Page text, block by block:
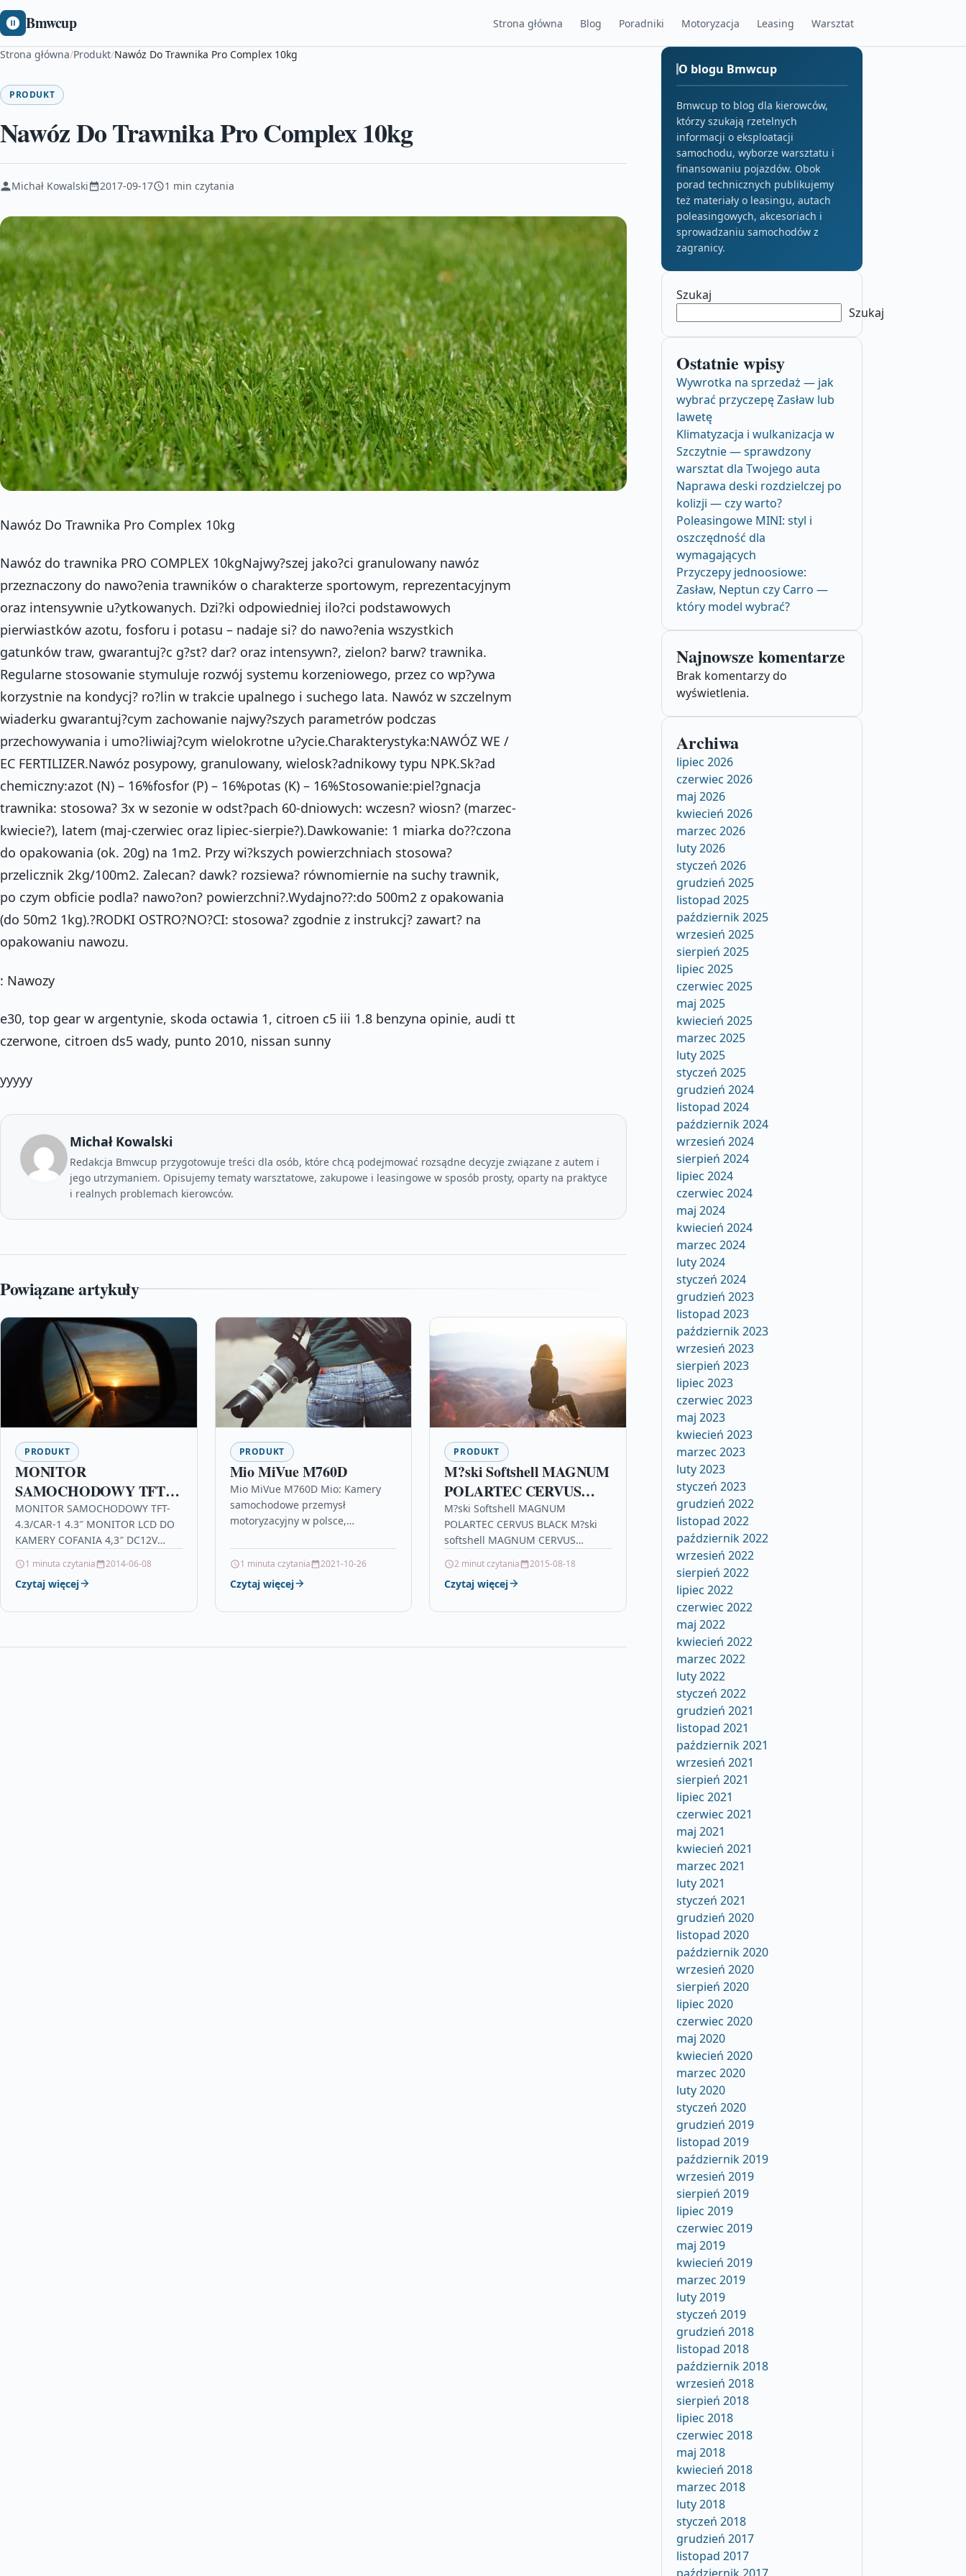
Bmwcup Strona główna Blog Poradniki Motoryzacja Leasing Warsztat
Strona główna/Produkt/Nawóz Do Trawnika Pro Complex 10kg
PRODUKT
Nawóz Do Trawnika Pro Complex 10kg
Michał Kowalski 2017-09-17 1 min czytania
Nawóz Do Trawnika Pro Complex 10kg
Nawóz do trawnika PRO COMPLEX 10kgNajwy?szej jako?ci granulowany nawóz
przeznaczony do nawo?enia trawników o charakterze sportowym, reprezentacyjnym
oraz intensywnie u?ytkowanych. Dzi?ki odpowiedniej ilo?ci podstawowych
pierwiastków azotu, fosforu i potasu – nadaje si? do nawo?enia wszystkich
gatunków traw, gwarantuj?c g?st? dar? oraz intensywn?, zielon? barw? trawnika.
Regularne stosowanie stymuluje rozwój systemu korzeniowego, przez co wp?ywa
korzystnie na kondycj? ro?lin w trakcie upalnego i suchego lata. Nawóz w szczelnym
wiaderku gwarantuj?cym zachowanie najwy?szych parametrów podczas
przechowywania i umo?liwiaj?cym wielokrotne u?ycie.Charakterystyka:NAWÓZ WE /
EC FERTILIZER.Nawóz posypowy, granulowany, wielosk?adnikowy typu NPK.Sk?ad
chemiczny:azot (N) – 16%fosfor (P) – 16%potas (K) – 16%Stosowanie:piel?gnacja
trawnika: stosowa? 3x w sezonie w odst?pach 60-dniowych: wczesn? wiosn? (marzec-
kwiecie?), latem (maj-czerwiec oraz lipiec-sierpie?).Dawkowanie: 1 miarka do??czona
do opakowania (ok. 20g) na 1m2. Przy wi?kszych powierzchniach stosowa?
przelicznik 2kg/100m2. Zalecan? dawk? rozsiewa? równomiernie na suchy trawnik,
po czym obficie podla? nawo?on? powierzchni?.Wydajno??:do 500m2 z opakowania
(do 50m2 1kg).?RODKI OSTRO?NO?CI: stosowa? zgodnie z instrukcj? zawart? na
opakowaniu nawozu.
: Nawozy
e30, top gear w argentynie, skoda octawia 1, citroen c5 iii 1.8 benzyna opinie, audi tt
czerwone, citroen ds5 wady, punto 2010, nissan sunny
yyyyy
Michał Kowalski
Redakcja Bmwcup przygotowuje treści dla osób, które chcą podejmować rozsądne decyzje związane z autem i
jego utrzymaniem. Opisujemy tematy warsztatowe, zakupowe i leasingowe w sposób prosty, oparty na praktyce
i realnych problemach kierowców.
Powiązane artykuły
PRODUKT
MONITOR
SAMOCHODOWY TFT-
4.3/CAR-1 4.3″
MONITOR SAMOCHODOWY TFT-
4.3/CAR-1 4.3″ MONITOR LCD DO
KAMERY COFANIA 4,3″ DC12V
16:9system obrazu  PAL /
NTSCrozdzielczo?? ekranu …
1 minuta czytania 2014-06-08
Czytaj więcej
PRODUKT
Mio MiVue M760D
Mio MiVue M760D Mio: Kamery
samochodowe przemysł
motoryzacyjny w polsce,
2003, 535i, salon nissan szczecin,
scania 143, hyosung gt125,…
1 minuta czytania 2021-10-26
Czytaj więcej
PRODUKT
M?ski Softshell MAGNUM
POLARTEC CERVUS
BLACK
M?ski Softshell MAGNUM
POLARTEC CERVUS BLACK M?ski
softshell MAGNUM CERVUS
technologi? WINDBLOC ® to po??
czenie dzianiny termicznej
2 minut czytania 2015-08-18
Czytaj więcej
O blogu Bmwcup
Bmwcup to blog dla kierowców,
którzy szukają rzetelnych
informacji o eksploatacji
samochodu, wyborze warsztatu i
finansowaniu pojazdów. Obok
porad technicznych publikujemy
też materiały o leasingu, autach
poleasingowych, akcesoriach i
sprowadzaniu samochodów z
zagranicy.
Szukaj
Szukaj
Ostatnie wpisy
Wywrotka na sprzedaż — jak
wybrać przyczepę Zasław lub
lawetę
Klimatyzacja i wulkanizacja w
Szczytnie — sprawdzony
warsztat dla Twojego auta
Naprawa deski rozdzielczej po
kolizji — czy warto?
Poleasingowe MINI: styl i
oszczędność dla
wymagających
Przyczepy jednoosiowe:
Zasław, Neptun czy Carro —
który model wybrać?
Najnowsze komentarze
Brak komentarzy do
wyświetlenia.
Archiwa
lipiec 2026
czerwiec 2026
maj 2026
kwiecień 2026
marzec 2026
luty 2026
styczeń 2026
grudzień 2025
listopad 2025
październik 2025
wrzesień 2025
sierpień 2025
lipiec 2025
czerwiec 2025
maj 2025
kwiecień 2025
marzec 2025
luty 2025
styczeń 2025
grudzień 2024
listopad 2024
październik 2024
wrzesień 2024
sierpień 2024
lipiec 2024
czerwiec 2024
maj 2024
kwiecień 2024
marzec 2024
luty 2024
styczeń 2024
grudzień 2023
listopad 2023
październik 2023
wrzesień 2023
sierpień 2023
lipiec 2023
czerwiec 2023
maj 2023
kwiecień 2023
marzec 2023
luty 2023
styczeń 2023
grudzień 2022
listopad 2022
październik 2022
wrzesień 2022
sierpień 2022
lipiec 2022
czerwiec 2022
maj 2022
kwiecień 2022
marzec 2022
luty 2022
styczeń 2022
grudzień 2021
listopad 2021
październik 2021
wrzesień 2021
sierpień 2021
lipiec 2021
czerwiec 2021
maj 2021
kwiecień 2021
marzec 2021
luty 2021
styczeń 2021
grudzień 2020
listopad 2020
październik 2020
wrzesień 2020
sierpień 2020
lipiec 2020
czerwiec 2020
maj 2020
kwiecień 2020
marzec 2020
luty 2020
styczeń 2020
grudzień 2019
listopad 2019
październik 2019
wrzesień 2019
sierpień 2019
lipiec 2019
czerwiec 2019
maj 2019
kwiecień 2019
marzec 2019
luty 2019
styczeń 2019
grudzień 2018
listopad 2018
październik 2018
wrzesień 2018
sierpień 2018
lipiec 2018
czerwiec 2018
maj 2018
kwiecień 2018
marzec 2018
luty 2018
styczeń 2018
grudzień 2017
listopad 2017